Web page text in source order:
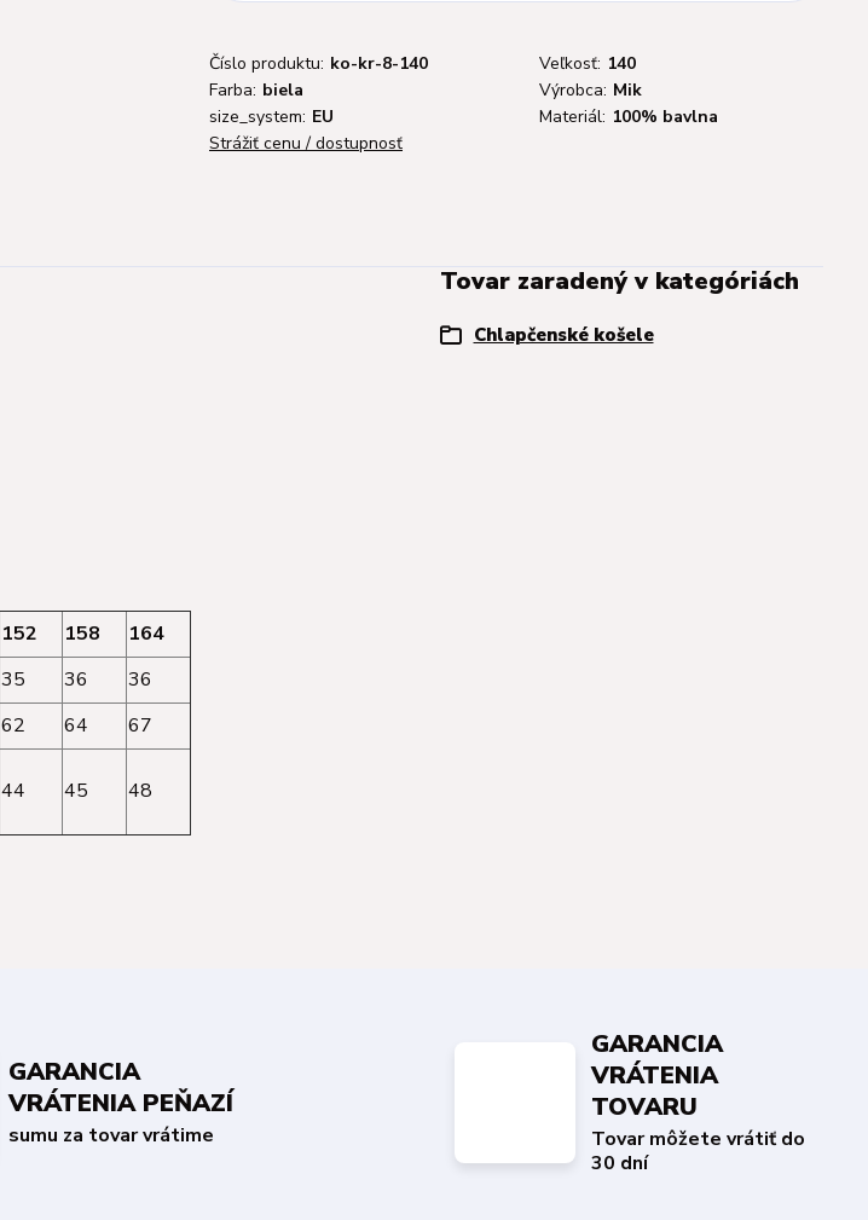
Číslo produktu: ko-kr-8-140 Veľkosť: 140
Farba: biela Výrobca: Mik
size_system: EU Materiál: 100% bavlna
Strážiť cenu / dostupnosť
152 158
164
35 36
36
62 64
67
44 45 48
Tovar zaradený v kategóriách
Chlapčenské košele
GARANCIA
VRÁTENIA PEŇAZÍ
sumu za tovar vrátime
GARANCIA
VRÁTENIA
TOVARU
Tovar môžete vrátiť do
30 dní